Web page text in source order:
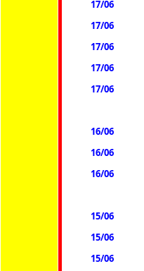
17/06
17/06
17/06
17/06
17/06
16/06
16/06
16/06
15/06
15/06
15/06